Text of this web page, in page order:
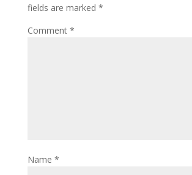
fields are marked *
Comment *
Name *